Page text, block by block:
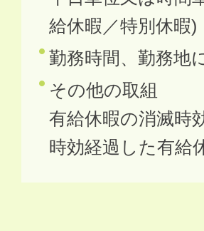
給休暇／特別休暇)
勤務時間、勤務地
その他の取組
有給休暇の消滅
時効経過した有給